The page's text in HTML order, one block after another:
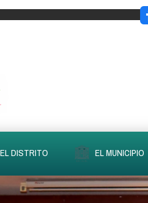
EL DISTRITO EL MUNICIPIO